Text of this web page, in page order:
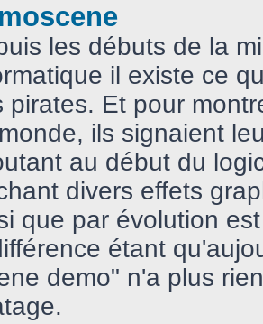
les débuts de la
il existe ce
pirates. Et pour
ils signaient
au début du
divers effets
que par évolution
étant
demo" n'a plus